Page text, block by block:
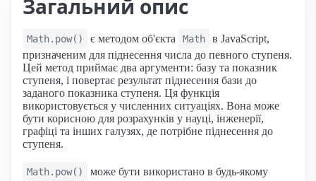
Загальний опис
Math.pow() є методом об'єкта Math
в JavaScript,
призначеним для піднесення числа до певного ступеня.
Цей метод приймає два аргументи: базу та показник
ступеня, і повертає результат піднесення бази до
заданого показника ступеня. Ця функція
використовується у численних ситуаціях. Вона може
бути корисною для розрахунків у науці, інженерії,
графіці та інших галузях, де потрібне піднесення до
ступеня.
Math.pow()
може бути використано в будь-якому